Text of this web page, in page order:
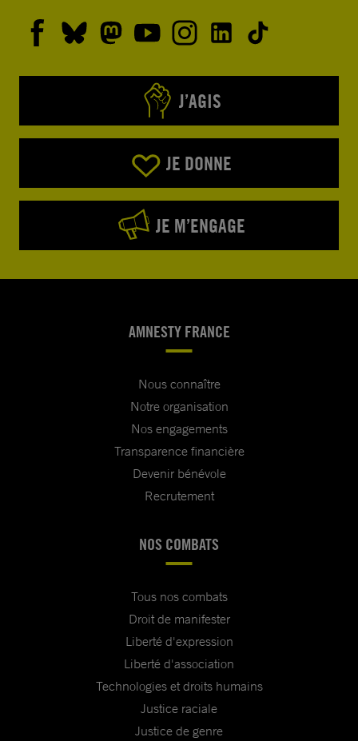
J’AGIS
JE DONNE
JE M’ENGAGE
AMNESTY FRANCE
Nous connaître
Notre organisation
Nos engagements
Transparence financière
Devenir bénévole
Recrutement
NOS COMBATS
Tous nos combats
Droit de manifester
Liberté d'expression
Liberté d'association
Technologies et droits humains
Justice raciale
Justice de genre